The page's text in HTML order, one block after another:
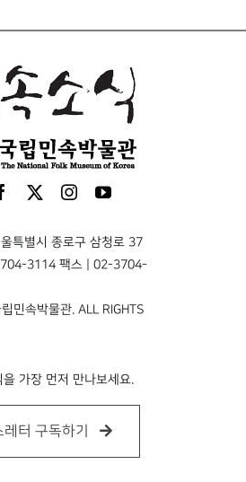
특별시 종로구 삼청로 37
3114 팩스 | 02-3704-
민속박물관. ALL RIGHTS
을 가장 먼저 만나보세요.
레터 구독하기